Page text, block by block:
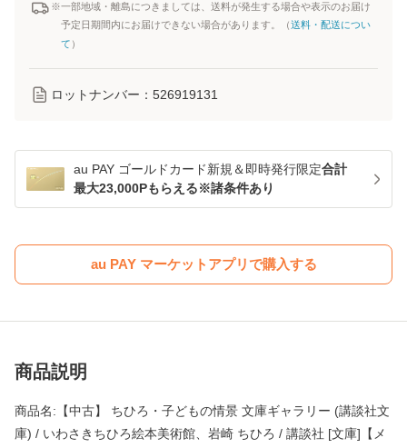
※一部地域・離島につきましては、送料が発生する場合や表示のお届け
予定日期間内にお届けできない場合があります。（送料・配送につい
て ）
ロットナンバー： 526919131
au PAY ゴールドカード新規＆即時発行限定合計
最大23,000Pもらえる※諸条件あり
au PAY マーケットアプリで購入する
商品説明
商品名:【中古】 ちひろ・子どもの情景 文庫ギャラリー (講談社文
庫) / いわさきちひろ絵本美術館、岩崎 ちひろ / 講談社 [文庫]【メ